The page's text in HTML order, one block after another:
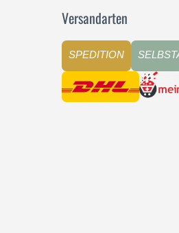
Versandarten
SPEDITION